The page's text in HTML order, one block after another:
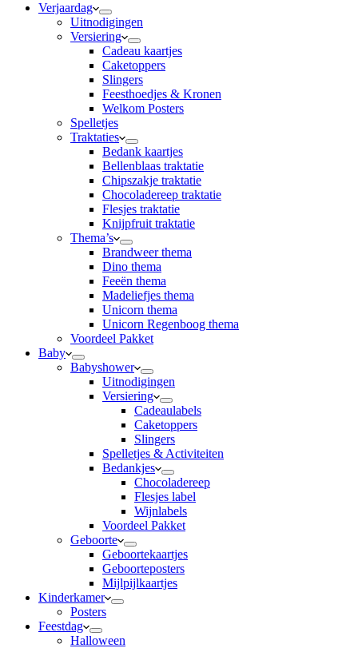
Verjaardag
Uitnodigingen
Versiering
Cadeau kaartjes
Caketoppers
Slingers
Feesthoedjes & Kronen
Welkom Posters
Spelletjes
Traktaties
Bedank kaartjes
Bellenblaas traktatie
Chipszakje traktatie
Chocoladereep traktatie
Flesjes traktatie
Knijpfruit traktatie
Thema’s
Brandweer thema
Dino thema
Feeën thema
Madeliefjes thema
Unicorn thema
Unicorn Regenboog thema
Voordeel Pakket
Baby
Babyshower
Uitnodigingen
Versiering
Cadeaulabels
Caketoppers
Slingers
Spelletjes & Activiteiten
Bedankjes
Chocoladereep
Flesjes label
Wijnlabels
Voordeel Pakket
Geboorte
Geboortekaartjes
Geboorteposters
Mijlpijlkaartjes
Kinderkamer
Posters
Feestdag
Halloween